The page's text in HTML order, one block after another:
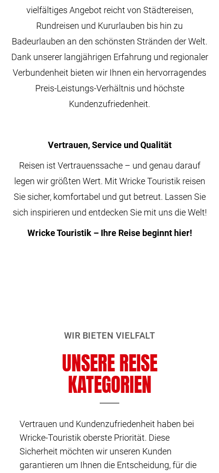
vielfältiges Angebot reicht von Städtereisen,
Rundreisen und Kururlauben bis hin zu
Badeurlauben an den schönsten Stränden der Welt.
Dank unserer langjährigen Erfahrung und regionaler
Verbundenheit bieten wir Ihnen ein hervorragendes
Preis-Leistungs-Verhältnis und höchste
Kundenzufriedenheit.
Vertrauen, Service und Qualität
Reisen ist Vertrauenssache – und genau darauf
legen wir größten Wert. Mit Wricke Touristik reisen
Sie sicher, komfortabel und gut betreut. Lassen Sie
sich inspirieren und entdecken Sie mit uns die Welt!
Wricke Touristik – Ihre Reise beginnt hier!
WIR BIETEN VIELFALT
UNSERE REISE
KATEGORIEN
Vertrauen und Kundenzufriedenheit haben bei
Wricke-Touristik oberste Priorität. Diese
Sicherheit möchten wir unseren Kunden
garantieren um Ihnen die Entscheidung, für die